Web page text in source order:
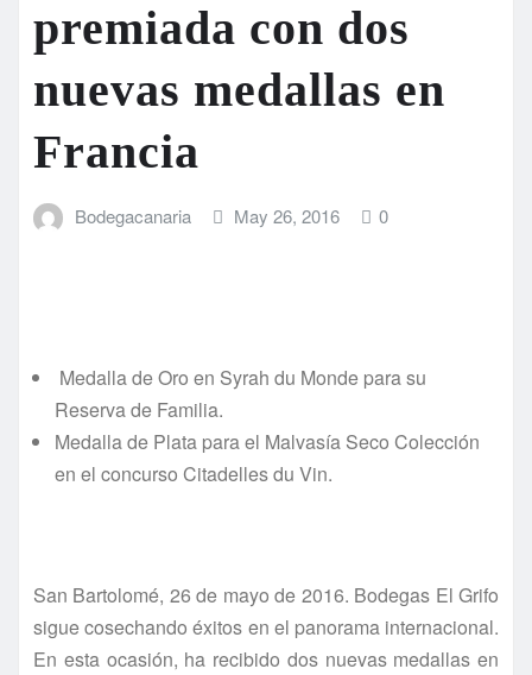
premiada con dos
nuevas medallas en
Francia
Bodegacanaria May 26, 2016 0
Medalla de Oro en Syrah du Monde para su
Reserva de Familia.
Medalla de Plata para el Malvasía Seco Colección
en el concurso Citadelles du Vin.
San Bartolomé, 26de mayo de 2016. Bodegas El Grifo
sigue cosechando éxitos en el panorama internacional.
En esta ocasión, ha recibido dos nuevas medallas en